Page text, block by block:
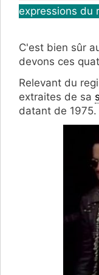
expressions du
C'est bien sûr
devons ces
Relevant du
extraites de sa
datant de 1975.